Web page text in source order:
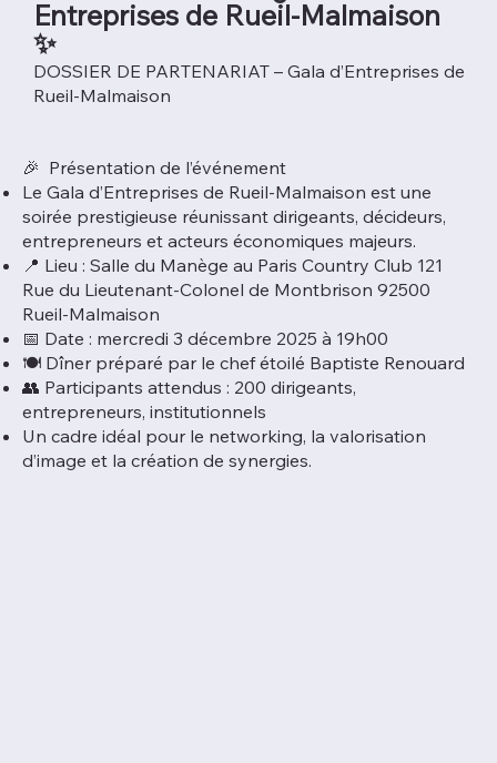
Entreprises de Rueil-Malmaison
✨
DOSSIER DE PARTENARIAT – Gala d’Entreprises de
Rueil-Malmaison
🎉 Présentation de l’événement
Le Gala d’Entreprises de Rueil-Malmaison est une
soirée prestigieuse réunissant dirigeants, décideurs,
entrepreneurs et acteurs économiques majeurs.
📍 Lieu : Salle du Manège au Paris Country Club 121
Rue du Lieutenant-Colonel de Montbrison 92500
Rueil-Malmaison
📅 Date : mercredi 3 décembre 2025 à 19h00
🍽️ Dîner préparé par le chef étoilé Baptiste Renouard
👥 Participants attendus : 200 dirigeants,
entrepreneurs, institutionnels
Un cadre idéal pour le networking, la valorisation
d’image et la création de synergies.